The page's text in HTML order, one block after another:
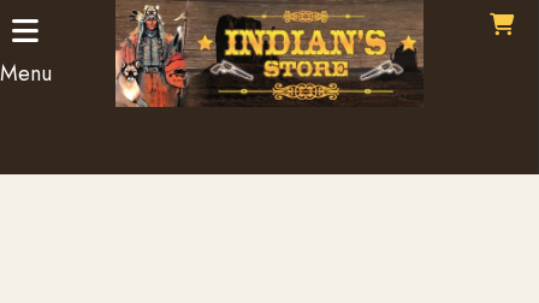
Menu
Panneau de gestion des cookies